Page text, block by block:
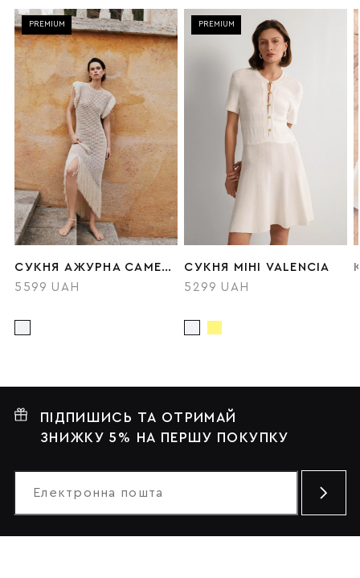
PREMIUM
СУКНЯ АЖУРНА CAMELLIA
5599 UAH
PREMIUM
CУКНЯ МІНІ VALENCIA
5299 UAH
ПІДПИШИСЬ ТА ОТРИМАЙ
ЗНИЖКУ 5% НА ПЕРШУ ПОКУПКУ